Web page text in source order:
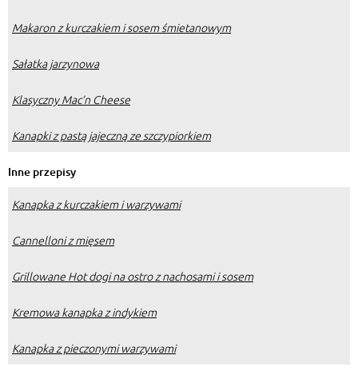
Makaron z kurczakiem i sosem śmietanowym
Sałatka jarzynowa
Klasyczny Mac’n Cheese
Kanapki z pastą jajeczną ze szczypiorkiem
Inne przepisy
Kanapka z kurczakiem i warzywami
Cannelloni z mięsem
Grillowane Hot dogi na ostro z nachosami i sosem
Kremowa kanapka z indykiem
Kanapka z pieczonymi warzywami